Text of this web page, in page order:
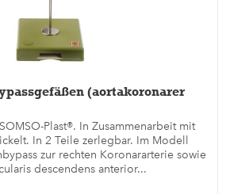
(aortakoronarer
Plast®. In Zusammenarbeit mit
In 2 Teile zerlegbar. Im Modell
zur rechten Koronararterie sowie
descendens anterior...